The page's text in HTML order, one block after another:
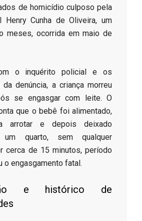
de homicídio culposo pela
Henry Cunha de Oliveira, um
meses, ocorrida em maio de
o inquérito policial e os
da denúncia, a criança morreu
se engasgar com leite. O
que o bebê foi alimentado,
arrotar e depois deixado
quarto, sem qualquer
cerca de 15 minutos, período
o engasgamento fatal.
e histórico de